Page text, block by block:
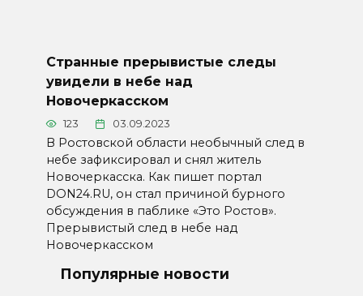
Странные прерывистые следы
увидели в небе над
Новочеркасском
123 03.09.2023
В Ростовской области необычный след в
небе зафиксировал и снял житель
Новочеркасска. Как пишет портал
DON24.RU, он стал причиной бурного
обсуждения в паблике «Это Ростов».
Прерывистый след в небе над
Новочеркасском
Популярные новости